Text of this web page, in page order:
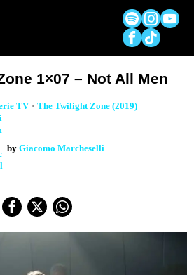
1×07 – Not All Men
TV · The Twilight Zone (2019)
by Giacomo Marcheselli